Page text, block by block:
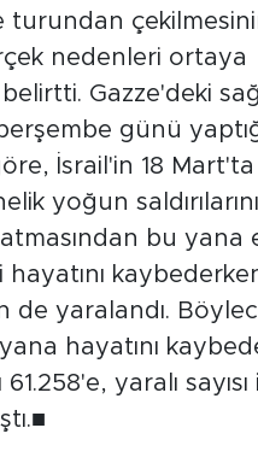
turundan
nedenleri ortaya
Gazze'deki
günü
İsrail'in 18 Mart'ta
yoğun saldırılarını
bu yana
hayatını
de yaralandı.
hayatını
yaralı sayısı